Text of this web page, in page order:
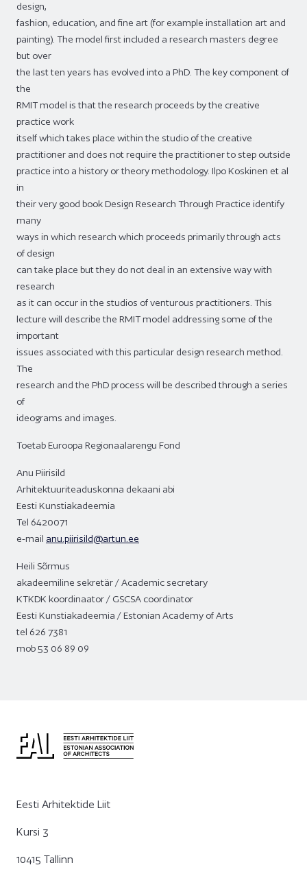
design,
fashion, education, and fine art (for example installation art and
painting). The model first included a research masters degree
but over
the last ten years has evolved into a PhD. The key component of
the
RMIT model is that the research proceeds by the creative
practice work
itself which takes place within the studio of the creative
practitioner and does not require the practitioner to step outside
practice into a history or theory methodology. Ilpo Koskinen et al
in
their very good book Design Research Through Practice identify
many
ways in which research which proceeds primarily through acts
of design
can take place but they do not deal in an extensive way with
research
as it can occur in the studios of venturous practitioners. This
lecture will describe the RMIT model addressing some of the
important
issues associated with this particular design research method.
The
research and the PhD process will be described through a series
of
ideograms and images.
Toetab Euroopa Regionaalarengu Fond
Anu Piirisild
Arhitektuuriteaduskonna dekaani abi
Eesti Kunstiakadeemia
Tel 6420071
e-mail anu.piirisild@artun.ee
Heili Sõrmus
akadeemiline sekretär / Academic secretary
KTKDK koordinaator / GSCSA coordinator
Eesti Kunstiakadeemia / Estonian Academy of Arts
tel 626 7381
mob 53 06 89 09
Eesti Arhitektide Liit
Kursi 3
10415 Tallinn